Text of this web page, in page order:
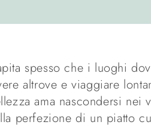
spesso che i luoghi
altrove e viaggiare
ama nascondersi
perfezione di un piatto